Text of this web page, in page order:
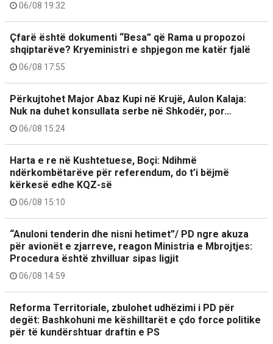
06/08 19:32
Çfarë është dokumenti “Besa” që Rama u propozoi
shqiptarëve? Kryeministri e shpjegon me katër fjalë
06/08 17:55
Përkujtohet Major Abaz Kupi në Krujë, Aulon Kalaja:
Nuk na duhet konsullata serbe në Shkodër, por…
06/08 15:24
Harta e re në Kushtetuese, Boçi: Ndihmë
ndërkombëtarëve për referendum, do t’i bëjmë
kërkesë edhe KQZ-së
06/08 15:10
“Anuloni tenderin dhe nisni hetimet”/ PD ngre akuza
për avionët e zjarreve, reagon Ministria e Mbrojtjes:
Procedura është zhvilluar sipas ligjit
06/08 14:59
Reforma Territoriale, zbulohet udhëzimi i PD për
degët: Bashkohuni me këshilltarët e çdo force politike
për të kundërshtuar draftin e PS